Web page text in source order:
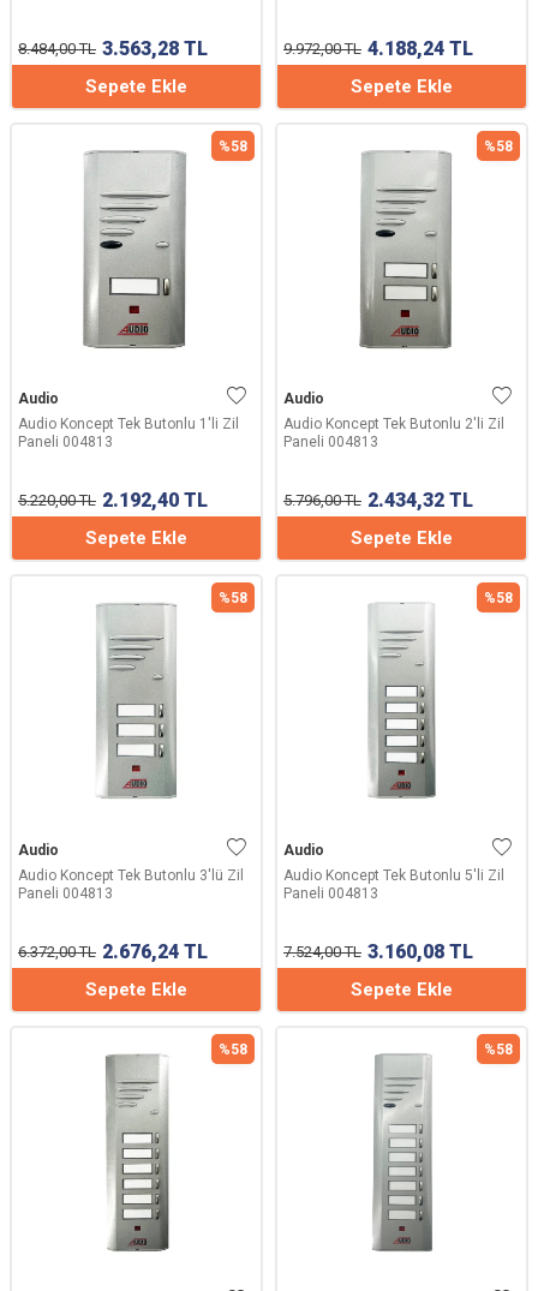
8.484,00TL 3.563,28 TL
Sepete Ekle
9.972,00TL 4.188,24 TL
Sepete Ekle
%58
Audio
Audio Koncept Tek Butonlu 1'li Zil
Paneli 004813
5.220,00TL 2.192,40 TL
Sepete Ekle
%58
Audio
Audio Koncept Tek Butonlu 2'li Zil
Paneli 004813
5.796,00TL 2.434,32 TL
Sepete Ekle
%58
Audio
Audio Koncept Tek Butonlu 3'lü Zil
Paneli 004813
6.372,00TL 2.676,24 TL
Sepete Ekle
%58
Audio
Audio Koncept Tek Butonlu 5'li Zil
Paneli 004813
7.524,00TL 3.160,08 TL
Sepete Ekle
%58 %58